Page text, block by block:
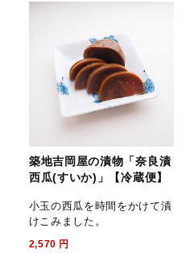
築地吉岡屋の漬物「奈良漬
西瓜(すいか)」【冷蔵便】
小玉の西瓜を時間をかけて漬
けこみました。
2,570 円